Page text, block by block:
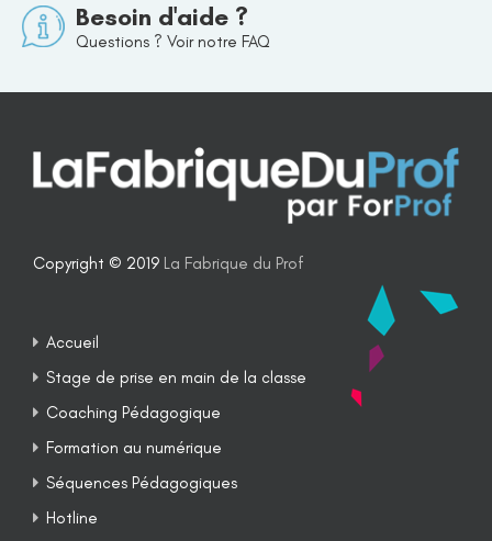
Besoin d'aide ?
Questions ? Voir notre FAQ
Copyright © 2019 La Fabrique du Prof
Accueil
Stage de prise en main de la classe
Coaching Pédagogique
Formation au numérique
Séquences Pédagogiques
Hotline